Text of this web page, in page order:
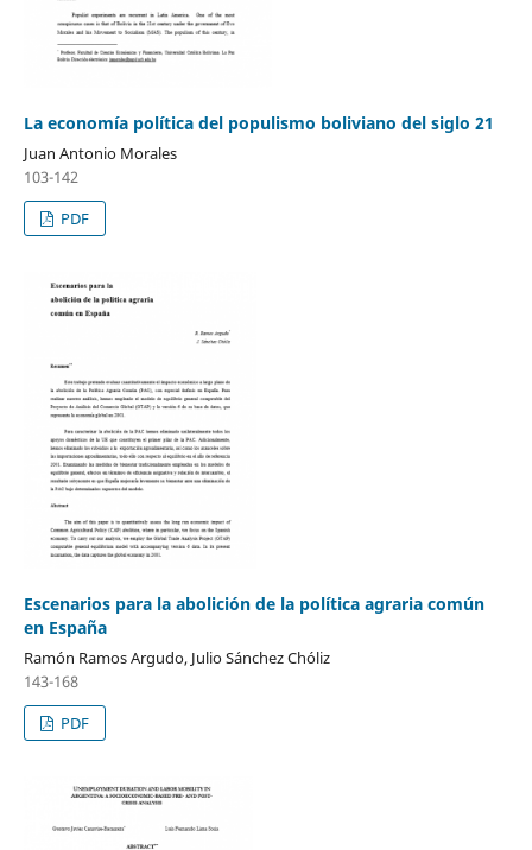
La economía política del populismo boliviano del siglo 21
Juan Antonio Morales
103-142
PDF
Escenarios para la abolición de la política agraria común
en España
Ramón Ramos Argudo, Julio Sánchez Chóliz
143-168
PDF